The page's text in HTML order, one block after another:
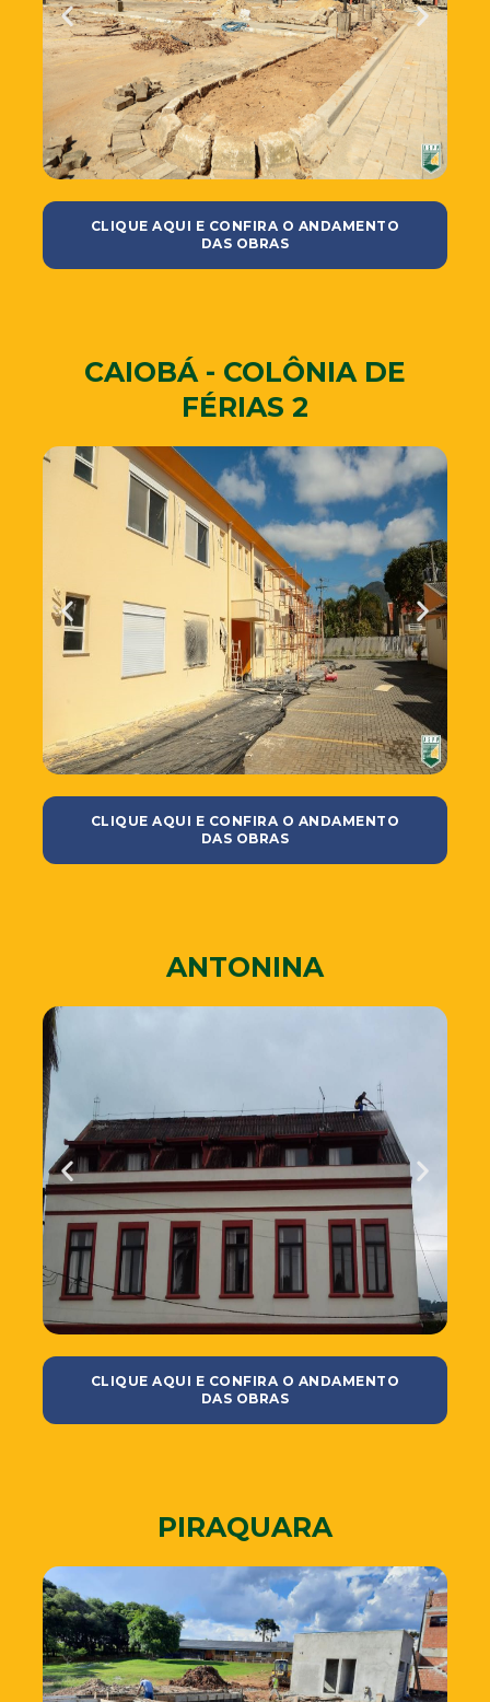
CLIQUE AQUI E CONFIRA O ANDAMENTO
DAS OBRAS
CAIOBÁ - COLÔNIA DE
FÉRIAS 2
CLIQUE AQUI E CONFIRA O ANDAMENTO
DAS OBRAS
ANTONINA
CLIQUE AQUI E CONFIRA O ANDAMENTO
DAS OBRAS
PIRAQUARA